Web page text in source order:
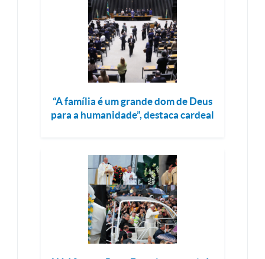
“A família é um grande dom de Deus
para a humanidade”, destaca cardeal